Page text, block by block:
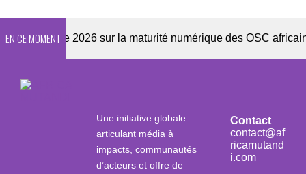
EN CE MOMENT2026 sur la maturité numérique des OSC africaines
Une initiative globale
articulant média à
impacts, communautés
d’acteurs et offre de
Contact
contact@af
ricamutand
i.com